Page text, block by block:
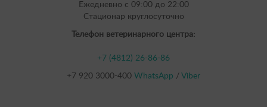
Ежедневно с 09:00 до 22:00
Cтационар круглосуточно
Телефон ветеринарного центра:
+7 (4812) 26-86-86
+7 920 3000-400 WhatsApp / Viber